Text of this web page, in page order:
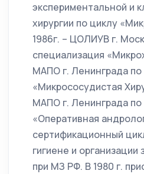
экспериментальной и
хирургии по циклу
1986г. – ЦОЛИУВ г.
специализация
МАПО г. Ленинграда по
«Микрососудистая
МАПО г. Ленинграда по
«Оперативная
сертификационный
гигиене и
при МЗ РФ. В 1980 г.